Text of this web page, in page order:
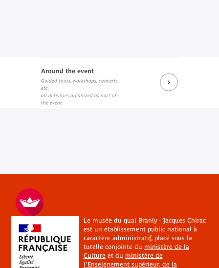
Around the event
Guided tours, workshops, concerts,
etc.
all activities organized as part of
the event
Le musée du quai Branly - Jacques Chirac
est un établissement public national à
caractère administratif, placé sous la
tutelle conjointe du ministère de la
Cultureet du ministère de
l'Enseignement supérieur, de la